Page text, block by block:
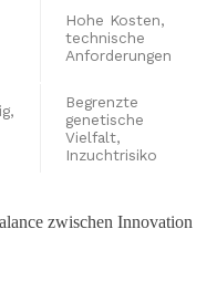
Hohe Kosten,
technische
Anforderungen
Begrenzte
genetische
Vielfalt,
Inzuchtrisiko
zwischen Innovation